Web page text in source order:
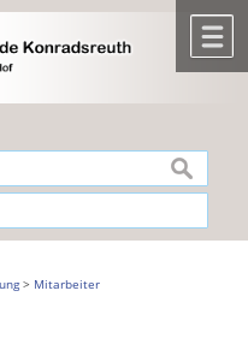
suchen
> Mitarbeiter